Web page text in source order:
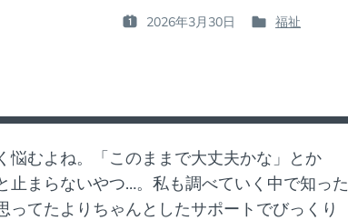
P
O
N
:
2026年3月30日
P
:
福祉
むよね。「このままで大丈夫かな」とか
止まらないやつ…。私も調べていく中で知った
てたよりちゃんとしたサポートでびっくり